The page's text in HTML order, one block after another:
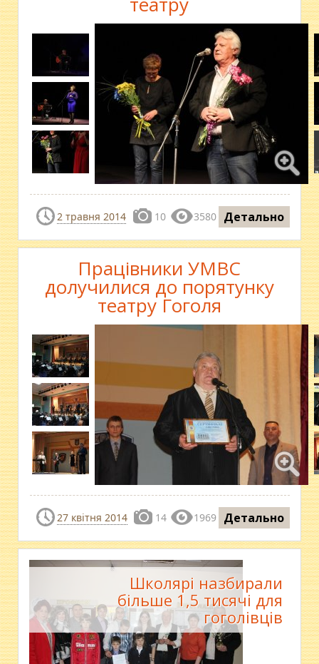
2 травня 2014 10 3580 Детально
Працівники УМВС
долучилися до порятунку
театру Гоголя
27 квітня 2014 14 1969 Детально
Школярі назбирали
більше 1,5 тисячі для
гоголівців